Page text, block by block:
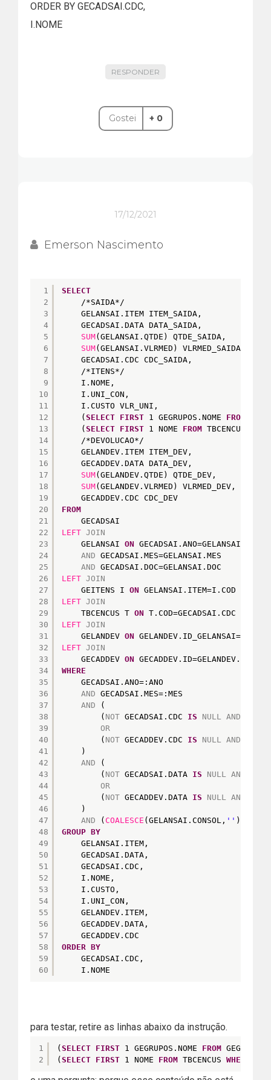
ORDER BY GECADSAI.CDC,
I.NOME
RESPONDER
Gostei + 0
17/12/2021
Emerson Nascimento
1
2
3
4
5
6
7
8
9
10
11
12
13
14
15
16
17
18
19
20
21
22
23
24
25
26
27
28
29
30
31
32
33
34
35
36
37
38
39
40
41
42
43
44
45
46
47
48
49
50
51
52
53
54
55
56
57
58
59
60
SELECT
/*SAIDA*/
GELANSAI.ITEM ITEM_SAIDA,
GECADSAI.DATA DATA_SAIDA,
SUM(GELANSAI.QTDE) QTDE_SAIDA,
SUM(GELANSAI.VLRMED) VLRMED_SAIDA,
GECADSAI.CDC CDC_SAIDA,
/*ITENS*/
I.NOME,
I.UNI_CON,
I.CUSTO VLR_UNI,
( SELECT FIRST 1 GEGRUPOS.NOME FROM
( SELECT FIRST 1 NOME FROM TBCENCUS
/*DEVOLUCAO*/
GELANDEV.ITEM ITEM_DEV,
GECADDEV.DATA DATA_DEV,
SUM(GELANDEV.QTDE) QTDE_DEV,
SUM(GELANDEV.VLRMED) VLRMED_DEV,
GECADDEV.CDC CDC_DEV
FROM
GECADSAI
LEFT JOIN
GELANSAI ON GECADSAI.ANO=GELANSAI.ANO
AND GECADSAI.MES=GELANSAI.MES
AND GECADSAI.DOC=GELANSAI.DOC
LEFT JOIN
GEITENS I ON GELANSAI.ITEM=I.COD
LEFT JOIN
TBCENCUS T ON T.COD=GECADSAI.CDC
LEFT JOIN
GELANDEV ON
LEFT JOIN
GECADDEV ON
WHERE
GECADSAI.ANO=:ANO
AND GECADSAI.MES=:MES
AND
(
( NOT GECADSAI.CDC IS NULL AND
OR
( NOT GECADDEV.CDC IS NULL AND
)
AND
(
( NOT GECADSAI.DATA IS NULL AND
OR
( NOT GECADDEV.DATA IS NULL AND
)
AND
( COALESCE (GELANSAI.CONSOL, '' )=
GROUP BY
GELANSAI.ITEM,
GECADSAI.DATA,
GECADSAI.CDC,
I.NOME,
I.CUSTO,
I.UNI_CON,
GELANDEV.ITEM,
GECADDEV.DATA,
GECADDEV.CDC
ORDER BY
GECADSAI.CDC,
I.NOME
para testar, retire as linhas abaixo da instrução.
1
2
( SELECT FIRST 1 GEGRUPOS.NOME FROM GEGRUPOS
( SELECT FIRST 1 NOME FROM TBCENCUS WHERE